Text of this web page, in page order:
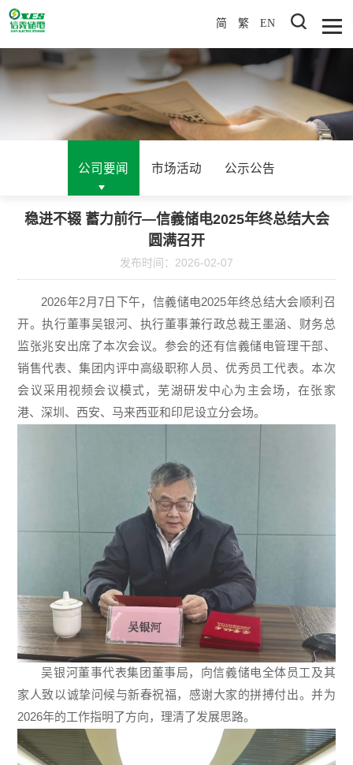
简 繁 EN
公司要闻 市场活动 公示公告
稳进不辍 蓄力前行—信義储电2025年终总结大会
圆满召开
发布时间：2026-02-07
2026年2月7日下午，信義储电2025年终总结大会顺利召
开。执行董事吴银河、执行董事兼行政总裁王墨涵、财务总
监张兆安出席了本次会议。参会的还有信義储电管理干部、
销售代表、集团内评中高级职称人员、优秀员工代表。本次
会议采用视频会议模式，芜湖研发中心为主会场，在张家
港、深圳、西安、马来西亚和印尼设立分会场。
吴银河董事代表集团董事局，向信義储电全体员工及其
家人致以诚挚问候与新春祝福，感谢大家的拼搏付出。并为
2026年的工作指明了方向，理清了发展思路。